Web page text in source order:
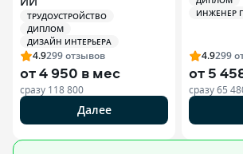
ТРУДОУСТРОЙСТВО
ДИПЛОМ
ДИЗАЙН ИНТЕРЬЕРА
4.9299отзывов
от4 950 в мес
сразу 118 800
Далее
ИНЖЕНЕР
4.9299
от 5
сразу65